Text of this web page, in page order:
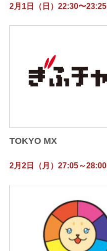
2月1日（日）22:30〜23:25
TOKYO MX
2月2日（月）27:05～28:00